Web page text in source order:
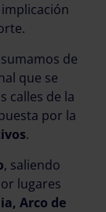
de
que se
calles de la
por la
.
, saliendo
lugares
Arco de